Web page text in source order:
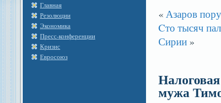
Главная
Резолюции
Экономика
Пресс-конференции
Кризис
Евросоюз
«Азаров
Cто тысяч
Сирии »
мужа